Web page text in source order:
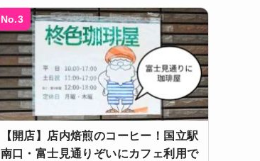
No.3
【開店】店内焙煎のコーヒー！国立駅
南口・富士見通りぞいにカフェ利用で